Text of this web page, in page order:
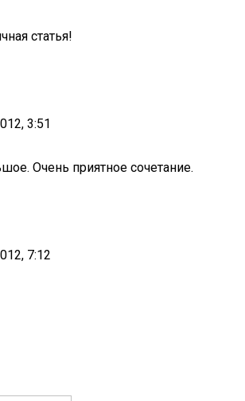
статья!
3:51
Очень приятное сочетание.
7:12